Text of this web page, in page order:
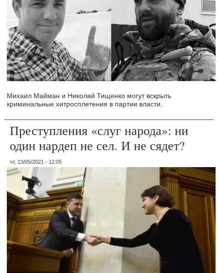
Михаил Майман и Николай Тищенко могут вскрыть
криминальные хитросплетения в партии власти.
Преступления «слуг народа»: ни
один нардеп не сел. И не сядет?
чт, 13/05/2021 - 12:05